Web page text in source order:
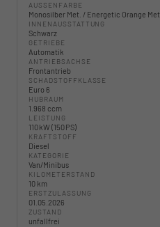
AUSSENFARBE
Monosilber Met. / Energetic Orange Met.
INNENAUSSTATTUNG
Schwarz
GETRIEBE
Automatik
ANTRIEBSACHSE
Frontantrieb
SCHADSTOFFKLASSE
Euro 6
HUBRAUM
1.968 ccm
LEISTUNG
110 kW (150 PS)
KRAFTSTOFF
Diesel
KATEGORIE
Van/Minibus
KILOMETERSTAND
10 km
ERSTZULASSUNG
01.05.2026
ZUSTAND
unfallfrei